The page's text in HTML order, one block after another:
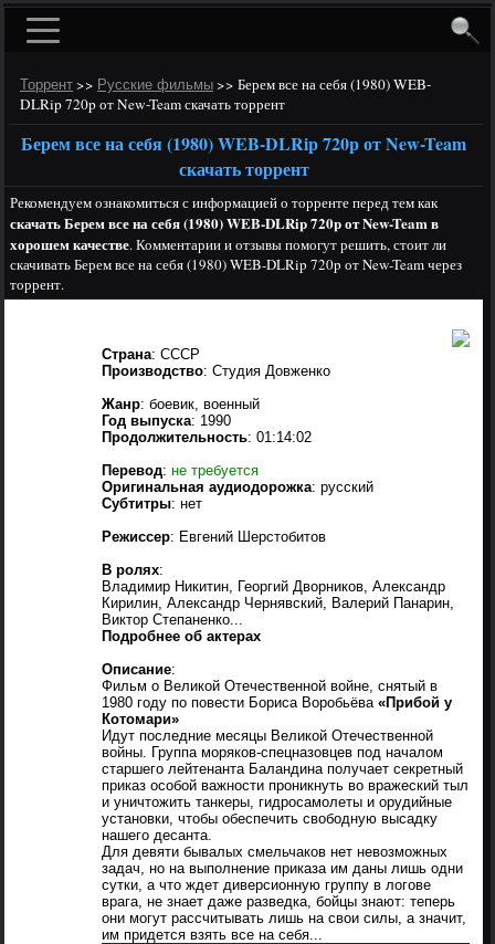
Торрент >> Русские фильмы >> Берем все на себя (1980) WEB-
DLRip 720p от New-Team скачать торрент
Берем все на себя (1980) WEB-DLRip 720p от New-Team
скачать торрент
Рекомендуем ознакомиться с информацией о торренте перед тем как
скачать Берем все на себя (1980) WEB-DLRip 720p от New-Team в
хорошем качестве. Комментарии и отзывы помогут решить, стоит ли
скачивать Берем все на себя (1980) WEB-DLRip 720p от New-Team через
торрент.
Страна: СССР
Производство: Студия Довженко
Жанр: боевик, военный
Год выпуска: 1990
Продолжительность: 01:14:02
Перевод: не требуется
Оригинальная аудиодорожка: русский
Cубтитры: нет
Режиссер: Евгений Шерстобитов
В ролях:
Владимир Никитин, Георгий Дворников, Александр
Кирилин, Александр Чернявский, Валерий Панарин,
Виктор Степаненко...
Подробнее об актерах
Описание:
Фильм о Великой Отечественной войне, снятый в
1980 году по повести Бориса Воробьёва «Прибой у
Котомари»
Идут последние месяцы Великой Отечественной
войны. Группа моряков-спецназовцев под началом
старшего лейтенанта Баландина получает секретный
приказ особой важности проникнуть во вражеский тыл
и уничтожить танкеры, гидросамолеты и орудийные
установки, чтобы обеспечить свободную высадку
нашего десанта.
Для девяти бывалых смельчаков нет невозможных
задач, но на выполнение приказа им даны лишь одни
сутки, а что ждет диверсионную группу в логове
врага, не знает даже разведка, бойцы знают: теперь
они могут рассчитывать лишь на свои силы, а значит,
им придется взять все на себя...